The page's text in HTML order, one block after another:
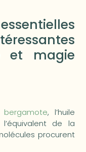
et magie
bergamote, l’huile
de la
procurent